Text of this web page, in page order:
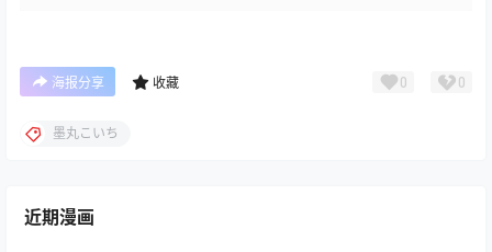
海报分享 收藏 0 0
墨丸こいち
近期漫画